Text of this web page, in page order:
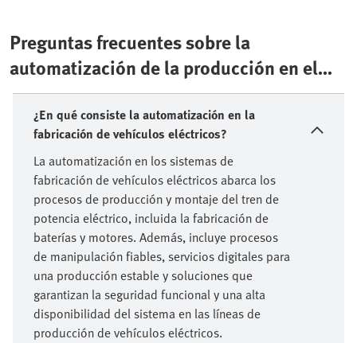
Preguntas frecuentes sobre la
automatización de la producción en el
sector de la electromovilidad
¿En qué consiste la automatización en la
fabricación de vehículos eléctricos?
La automatización en los sistemas de
fabricación de vehículos eléctricos abarca los
procesos de producción y montaje del tren de
potencia eléctrico, incluida la fabricación de
baterías y motores. Además, incluye procesos
de manipulación fiables, servicios digitales para
una producción estable y soluciones que
garantizan la seguridad funcional y una alta
disponibilidad del sistema en las líneas de
producción de vehículos eléctricos.